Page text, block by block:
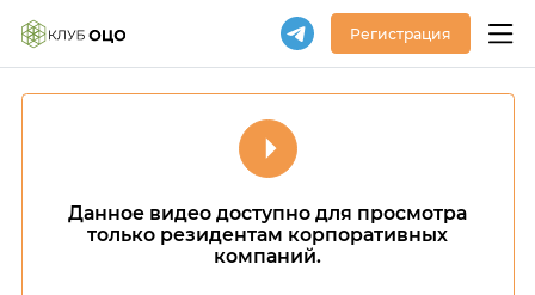
Регистрация
Данное видео доступно для просмотра
только резидентам корпоративных
компаний.